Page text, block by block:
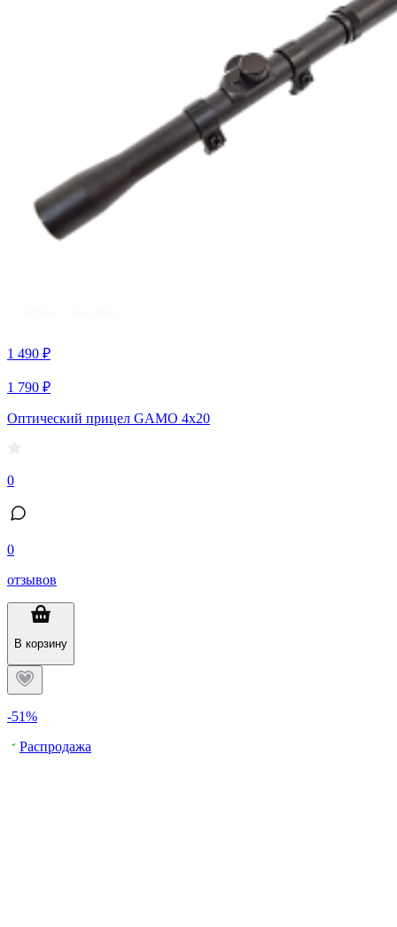
1 490 ₽
1 790 ₽
Оптический прицел GAMO 4х20
0
0
отзывов
В корзину
-51%
Распродажа